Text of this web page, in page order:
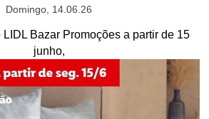
Domingo, 14.06.26
Bazar Promoções a partir de 15
junho,